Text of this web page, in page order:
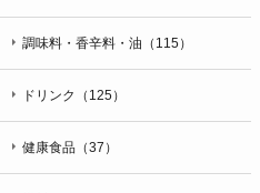
調味料・香辛料・油（115）
ドリンク（125）
健康食品（37）